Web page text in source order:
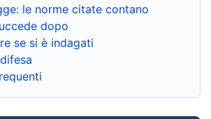
le norme citate contano
dopo
se si è indagati